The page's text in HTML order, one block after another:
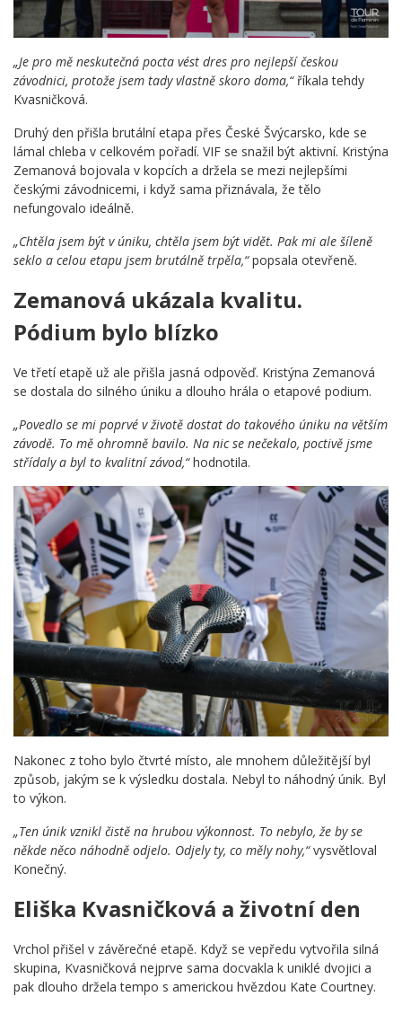
„Je pro mě neskutečná pocta vést dres pro nejlepší českou
závodnici, protože jsem tady vlastně skoro doma,“říkala tehdy
Kvasničková.
Druhý den přišla brutální etapa přes České Švýcarsko, kde se
lámal chleba v celkovém pořadí. VIF se snažil být aktivní. Kristýna
Zemanová bojovala v kopcích a držela se mezi nejlepšími
českými závodnicemi, i když sama přiznávala, že tělo
nefungovalo ideálně.
„Chtěla jsem být v úniku, chtěla jsem být vidět. Pak mi ale šíleně
seklo a celou etapu jsem brutálně trpěla,“popsala otevřeně.
Zemanová ukázala kvalitu.
Pódium bylo blízko
Ve třetí etapě už ale přišla jasná odpověď. Kristýna Zemanová
se dostala do silného úniku a dlouho hrála o etapové podium.
„Povedlo se mi poprvé v životě dostat do takového úniku na větším
závodě. To mě ohromně bavilo. Na nic se nečekalo, poctivě jsme
střídaly a byl to kvalitní závod,“hodnotila.
Nakonec z toho bylo čtvrté místo, ale mnohem důležitější byl
způsob, jakým se k výsledku dostala. Nebyl to náhodný únik. Byl
to výkon.
„Ten únik vznikl čistě na hrubou výkonnost. To nebylo, že by se
někde něco náhodně odjelo. Odjely ty, co měly nohy,“vysvětloval
Konečný.
Eliška Kvasničková a životní den
Vrchol přišel v závěrečné etapě. Když se vepředu vytvořila silná
skupina, Kvasničková nejprve sama docvakla k uniklé dvojici a
pak dlouho držela tempo s americkou hvězdou Kate Courtney.